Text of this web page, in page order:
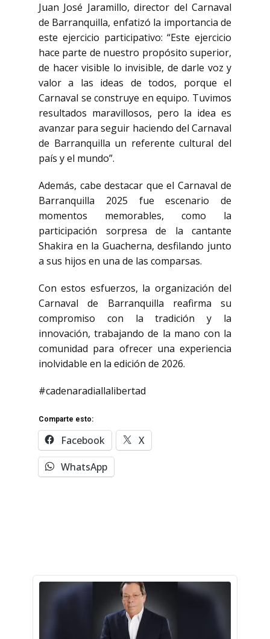
Juan José Jaramillo, director del Carnaval
de Barranquilla, enfatizó la importancia de
este ejercicio participativo: “Este ejercicio
hace parte de nuestro propósito superior,
de hacer visible lo invisible, de darle voz y
valor a las ideas de todos, porque el
Carnaval se construye en equipo. Tuvimos
resultados maravillosos, pero la idea es
avanzar para seguir haciendo del Carnaval
de Barranquilla un referente cultural del
país y el mundo”.
Además, cabe destacar que el Carnaval de
Barranquilla 2025 fue escenario de
momentos memorables, como la
participación sorpresa de la cantante
Shakira en la Guacherna, desfilando junto
a sus hijos en una de las comparsas.
Con estos esfuerzos, la organización del
Carnaval de Barranquilla reafirma su
compromiso con la tradición y la
innovación, trabajando de la mano con la
comunidad para ofrecer una experiencia
inolvidable en la edición de 2026.
#cadenaradiallalibertad
Comparte esto:
Facebook
X
WhatsApp